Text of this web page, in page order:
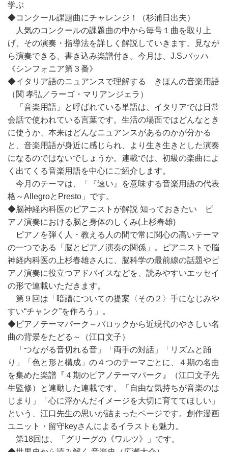
学ぶ
◆コンクール課題曲にチャレンジ！（杉浦日出夫）
人気のコンクールの課題曲の中から毎号１曲を取り上
げ、その演奏・指導法を詳しく解説していきます。見なが
ら演奏できる、書き込み楽譜付き。今月は、J.S.バッハ
《シンフォニア第３番》
◆イタリア語のニュアンスで理解する きほんの音楽用語
（関 孝弘／ラーゴ・マリアンジェラ）
「音楽用語」と呼ばれている単語は、イタリアでは日常
会話で使われている言葉です。生活の場面ではどんなとき
に使うか、本来はどんなニュアンスがあるのかが分かる
と、音楽用語が身近に感じられ、より生き生きとした演奏
になるのではないでしょうか。連載では、初級の楽曲によ
く出てくる音楽用語を中心にご紹介します。
今月のテーマは、「『速い』を意味する音楽用語の代表
格～AllegroとPresto」です。
◆脳神経内科医のピアニストが解説 知っておきたい ピ
アノ演奏における脳と身体のしくみ(上杉春雄)
ピアノを弾く人・教える人の間で常に関心の高いテーマ
の一つである「脳とピアノ演奏の関係」。ピアニストで脳
神経内科医の上杉春雄さんに、脳科学の最前線の話題やピ
アノ演奏に役立つアドバイスなどを、読みやすいエッセイ
の形で連載いただきます。
第９回は「暗譜についての提案〈その２〉手になじみや
すい“チャンク”を作ろう」。
◆ピアノテーマパーク～バロックから近現代のやさしい名
曲の背景をたどる～（江口文子）
「つながる音切れる音」「両手の対話」「リズムと踊
り」「色と形と構成」の４つのテーマごとに、４期の名曲
を集めた楽譜『４期のピアノテーマパーク』（江口文子先
生監修）と連動した連載です。「自由な気持ちが音楽のは
じまり」「心に浮かんだイメージを大切に育ててほしい」
という、江口先生の思いが詰まったページです。創作漫画
ユニット・留守keyさんによるイラストも魅力。
第18回は、「グリーグの《ワルツ》」です。